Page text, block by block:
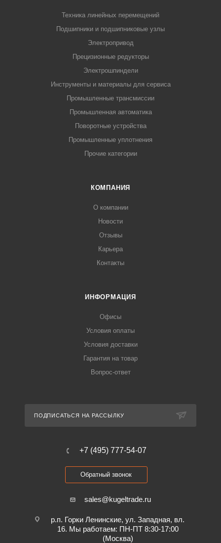
Техника линейных перемещений
Подшипники и подшипниковые узлы
Электропривод
Прецизионные редукторы
Электрошпиндели
Инструменты и материалы для сервиса
Промышленные трансмиссии
Промышленная автоматика
Поворотные устройства
Промышленные уплотнения
Прочие категории
КОМПАНИЯ
О компании
Новости
Отзывы
Карьера
Контакты
ИНФОРМАЦИЯ
Офисы
Условия оплаты
Условия доставки
Гарантия на товар
Вопрос-ответ
ПОДПИСАТЬСЯ НА РАССЫЛКУ
+7 (495) 777-54-07
Обратный звонок
sales@kugeltrade.ru
р.п. Горки Ленинские, ул. Западная, вл.
16. Мы работаем: ПН-ПТ 8:30-17:00
(Москва)